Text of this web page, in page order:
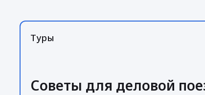
Туры
Советы для деловой